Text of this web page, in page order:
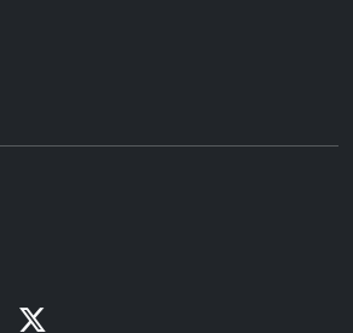
Linkedin